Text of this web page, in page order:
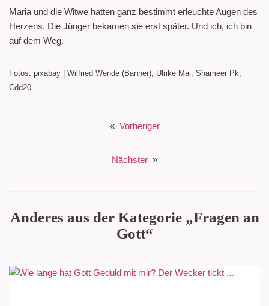
Maria und die Witwe hatten ganz bestimmt erleuchte Augen des
Herzens. Die Jünger bekamen sie erst später. Und ich, ich bin
auf dem Weg.
Fotos: pixabay | Wilfried Wende (Banner), Ulrike Mai, Shameer Pk,
Cdd20
« Vorheriger
Nächster »
Anderes aus der Kategorie „Fragen an
Gott“